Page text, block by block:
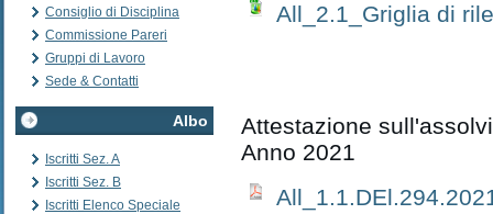
Consiglio di Disciplina
Commissione Pareri
Gruppi di Lavoro
Sede & Contatti
Albo
Iscritti Sez. A
Iscritti Sez. B
Iscritti Elenco Speciale
All_2.1_Griglia di
Attestazione
Anno 2021